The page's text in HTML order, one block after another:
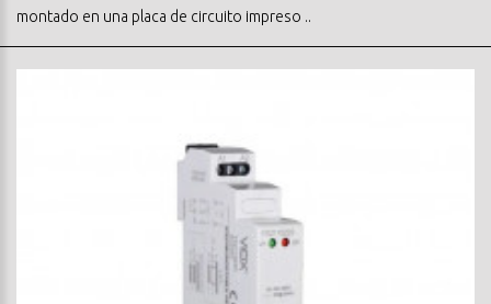
montado en una placa de circuito impreso ..